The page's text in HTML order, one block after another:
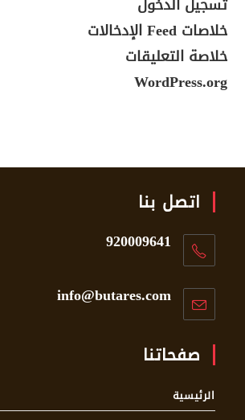
خلاصات Feed الإدخالات
خلاصة التعليقات
WordPress.org
اتصل بنا
920009641
info@butares.com
صفحاتنا
الرئيسية